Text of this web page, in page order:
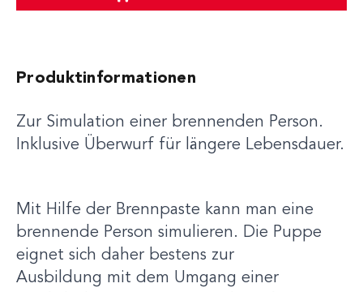
Produktinformationen
Zur Simulation einer brennenden Person.
Inklusive Überwurf für längere Lebensdauer.
Mit Hilfe der Brennpaste kann man eine
brennende Person simulieren. Die Puppe
eignet sich daher bestens zur
Ausbildung mit dem Umgang einer